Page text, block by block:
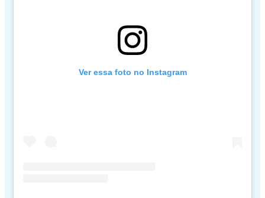
Ver essa foto no Instagram